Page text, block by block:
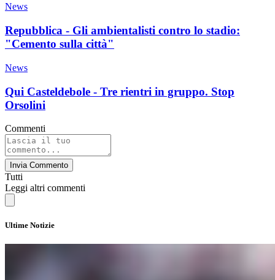
News
Repubblica - Gli ambientalisti contro lo stadio:
"Cemento sulla città"
News
Qui Casteldebole - Tre rientri in gruppo. Stop
Orsolini
Commenti
Invia Commento
Tutti
Leggi altri commenti
Ultime Notizie